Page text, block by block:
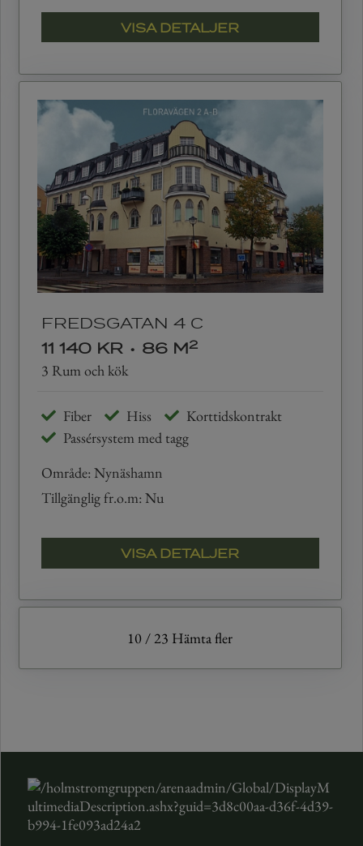
VISA DETALJER
FREDSGATAN 4 C
11 140 KR • 86 M2
3 Rum och kök
Fiber Hiss
Korttidskontrakt
Passérsystem med tagg
Område: Nynäshamn
Tillgänglig fr.o.m: Nu
VISA DETALJER
10 /23 Hämta fler